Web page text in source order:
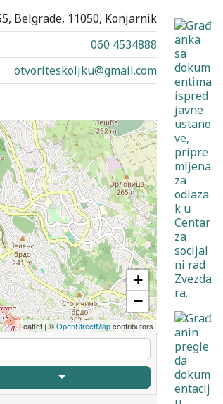
Belgrade, 11050, Konjarnik
060 4534888
otvoriteskoljku@gmail.com
+
−
Leaflet | ©OpenStreetMapcontributors